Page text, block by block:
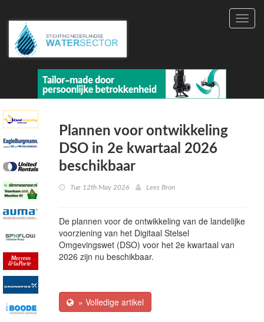
Plannen voor ontwikkeling
DSO in 2e kwartaal 2026
beschikbaar
Tue 12th May 2026 Lees Bron
De plannen voor de ontwikkeling van de landelijke
voorziening van het Digitaal Stelsel
Omgevingswet (DSO) voor het 2e kwartaal van
2026 zijn nu beschikbaar.
» Volledige artikel